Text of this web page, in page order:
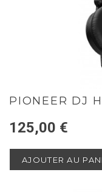
PIONEER DJ
125,00 €
AJOUTER AU